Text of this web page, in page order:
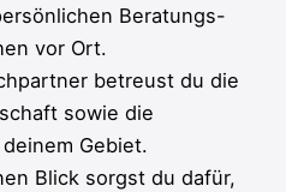
Beratungs-
vor Ort.
betreust du die
sowie die
Gebiet.
Blick sorgst du dafür,